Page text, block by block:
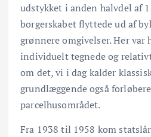
udstykket i anden halvdel af
borgerskabet flyttede ud af
grønnere omgivelser. Her var
individuelt tegnede og
om det, vi i dag kalder
grundlæggende også
parcelhusområdet.
Fra 1938 til 1958 kom